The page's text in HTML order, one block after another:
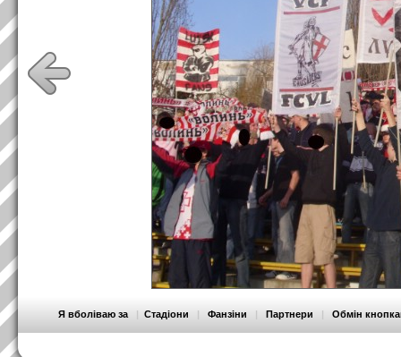
Я вболіваю за | Стадіони | Фанзіни | Партнери | Обмін